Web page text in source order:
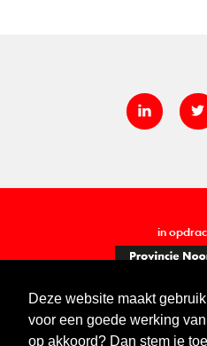
Deze website maakt
voor een goede werking
op akkoord? Dan stem je
in